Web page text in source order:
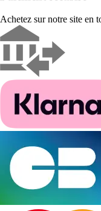
Achetez sur notre site en